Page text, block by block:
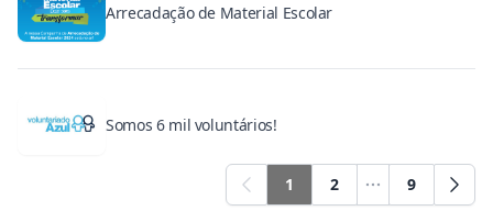
Arrecadação de Material Escolar
Somos 6 mil voluntários!
Previous
1 2 9 Next